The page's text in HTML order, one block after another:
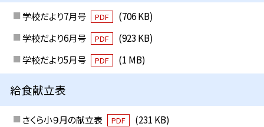
学校だより7月号 PDF
(706 KB)
学校だより6月号
PDF
(923 KB)
学校だより5月号
PDF (1 MB)
給食献立表
さくら小９月の献立表 PDF
(231 KB)